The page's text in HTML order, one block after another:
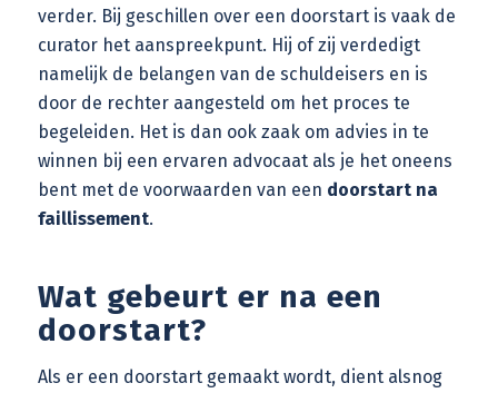
verder. Bij geschillen over een doorstart is vaak de
curator het aanspreekpunt. Hij of zij verdedigt
namelijk de belangen van de schuldeisers en is
door de rechter aangesteld om het proces te
begeleiden. Het is dan ook zaak om advies in te
winnen bij een ervaren advocaat als je het oneens
bent met de voorwaarden van een doorstart na
faillissement.
Wat gebeurt er na een
doorstart?
Als er een doorstart gemaakt wordt, dient alsnog